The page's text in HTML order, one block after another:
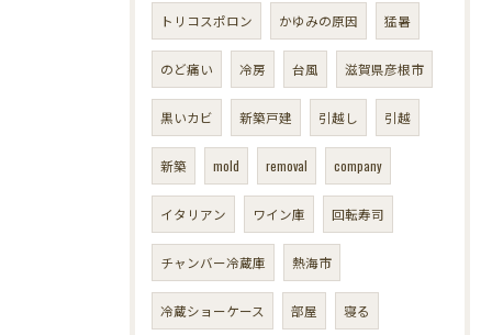
トリコスポロン かゆみの原因 猛暑
のど痛い 冷房 台風 滋賀県彦根市
黒いカビ 新築戸建 引越し 引越
新築 mold removal company
イタリアン ワイン庫 回転寿司
チャンバー冷蔵庫 熱海市
冷蔵ショーケース 部屋 寝る